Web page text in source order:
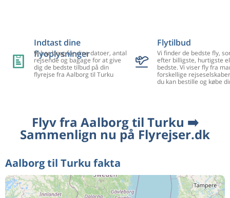
Indtast dine
flyoplysninger
Vi har brug for dine datoer, antal
rejsende og bagage for at give
dig de bedste tilbud på din
flyrejse fra Aalborg til Turku
Flytilbud
Vi finder de bedste fly,
efter billigste, hurtigste
bedste. Vi viser fly fra
forskellige
du kan bestille og købe
Flyv fra Aalborg til Turku ➡️
Sammenlign nu på Flyrejser.dk
Aalborg til Turku fakta